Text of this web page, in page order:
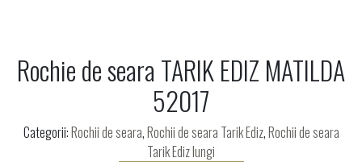
Rochie de seara TARIK EDIZ MATILDA
52017
Categorii:Rochii de seara,Rochii de seara Tarik Ediz,Rochii de seara
Tarik Ediz lungi